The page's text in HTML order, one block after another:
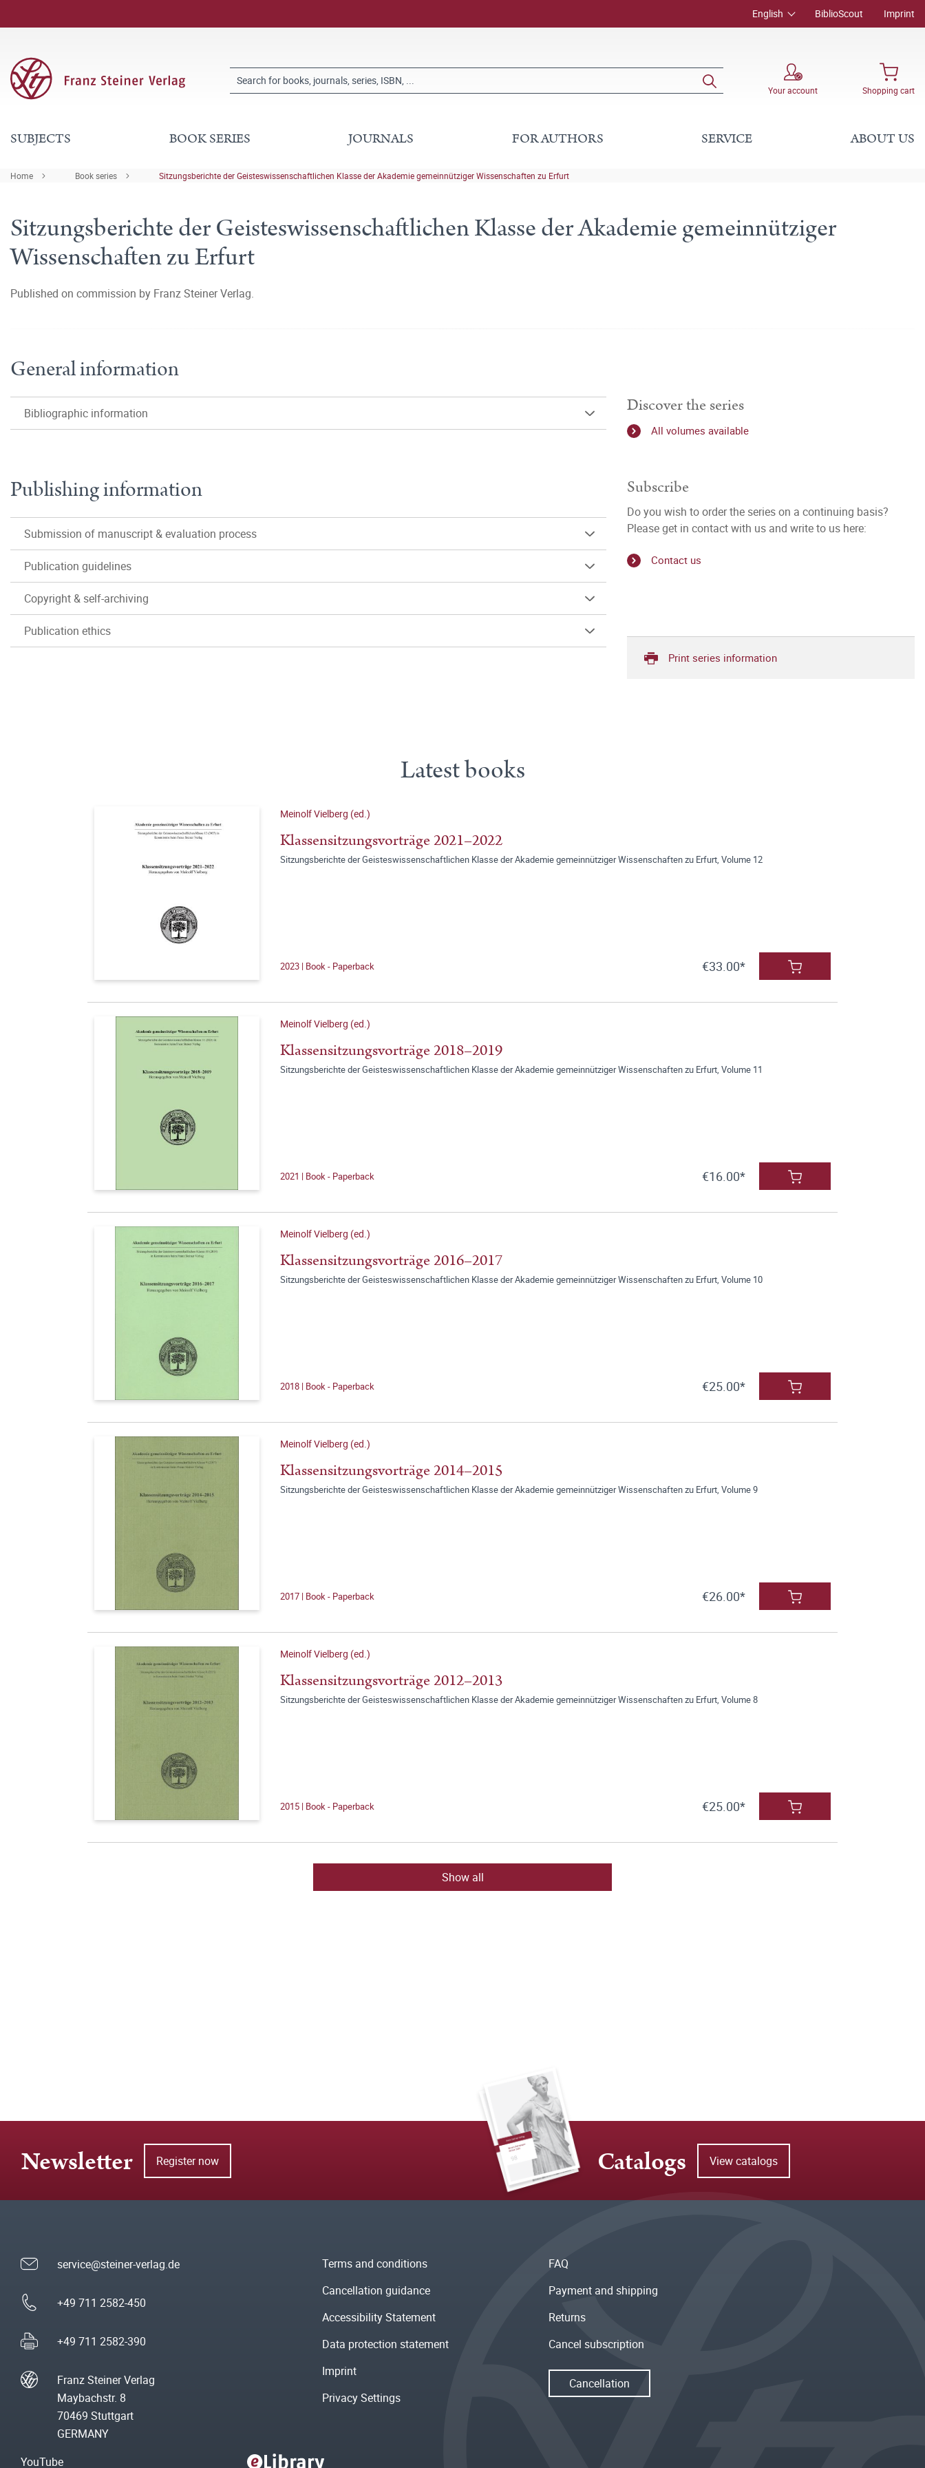
English BiblioScout Imprint
Your account Shopping cart
SUBJECTS BOOK SERIES JOURNALS FOR AUTHORS SERVICE ABOUT US
Home Book series Sitzungsberichte der Geisteswissenschaftlichen Klasse der Akademie gemeinnütziger Wissenschaften zu Erfurt
Sitzungsberichte der Geisteswissenschaftlichen Klasse der Akademie gemeinnütziger
Wissenschaften zu Erfurt
Published on commission by Franz Steiner Verlag.
General information
Bibliographic information
Publishing information
Submission of manuscript & evaluation process
Publication guidelines
Copyright & self-archiving
Publication ethics
Discover the series
All volumes available
Subscribe
Do you wish to order the series on a continuing basis?
Please get in contact with us and write to us here:
Contact us
Print series information
Latest books
Meinolf Vielberg (ed.)
Klassensitzungsvorträge 2021–2022
Sitzungsberichte der Geisteswissenschaftlichen Klasse der Akademie gemeinnütziger Wissenschaften zu Erfurt, Volume 12
2023 | Book - Paperback €33.00*
Meinolf Vielberg (ed.)
Klassensitzungsvorträge 2018–2019
Sitzungsberichte der Geisteswissenschaftlichen Klasse der Akademie gemeinnütziger Wissenschaften zu Erfurt, Volume 11
2021 | Book - Paperback €16.00*
Meinolf Vielberg (ed.)
Klassensitzungsvorträge 2016–2017
Sitzungsberichte der Geisteswissenschaftlichen Klasse der Akademie gemeinnütziger Wissenschaften zu Erfurt, Volume 10
2018 | Book - Paperback €25.00*
Meinolf Vielberg (ed.)
Klassensitzungsvorträge 2014–2015
Sitzungsberichte der Geisteswissenschaftlichen Klasse der Akademie gemeinnütziger Wissenschaften zu Erfurt, Volume 9
2017 | Book - Paperback €26.00*
Meinolf Vielberg (ed.)
Klassensitzungsvorträge 2012–2013
Sitzungsberichte der Geisteswissenschaftlichen Klasse der Akademie gemeinnütziger Wissenschaften zu Erfurt, Volume 8
2015 | Book - Paperback €25.00*
Show all
Newsletter Register now Catalogs View catalogs
service@steiner-verlag.de
+49 711 2582-450
+49 711 2582-390
Franz Steiner Verlag
Maybachstr. 8
70469 Stuttgart
GERMANY
Terms and conditions
Cancellation guidance
Accessibility Statement
Data protection statement
Imprint
Privacy Settings
FAQ
Payment and shipping
Returns
Cancel subscription
Cancellation
YouTube